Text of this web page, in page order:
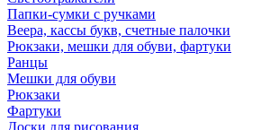
Папки-сумки с ручками
Веера, кассы букв, счетные палочки
Рюкзаки, мешки для обуви, фартуки
Ранцы
Мешки для обуви
Рюкзаки
Фартуки
Доски для рисования